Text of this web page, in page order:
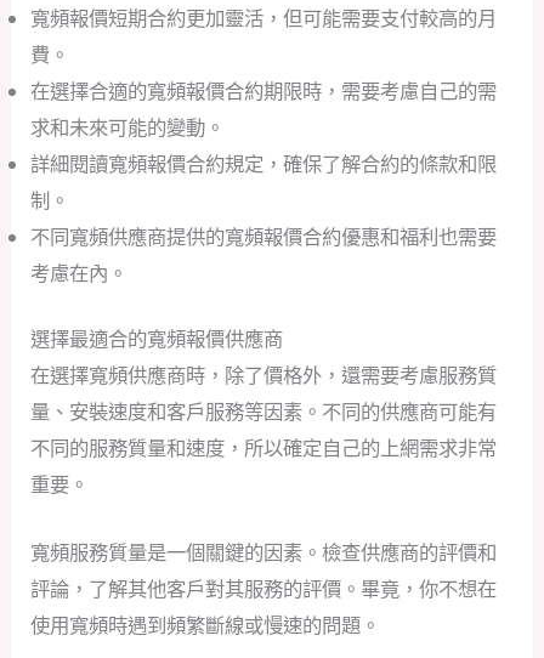
寬頻報價短期合約更加靈活，但可能需要支付較高的月
費。
在選擇合適的寬頻報價合約期限時，需要考慮自己的需
求和未來可能的變動。
詳細閱讀寬頻報價合約規定，確保了解合約的條款和限
制。
不同寬頻供應商提供的寬頻報價合約優惠和福利也需要
考慮在內。
選擇最適合的寬頻報價供應商
在選擇寬頻供應商時，除了價格外，還需要考慮服務質
量、安裝速度和客戶服務等因素。不同的供應商可能有
不同的服務質量和速度，所以確定自己的上網需求非常
重要。
寬頻服務質量是一個關鍵的因素。檢查供應商的評價和
評論，了解其他客戶對其服務的評價。畢竟，你不想在
使用寬頻時遇到頻繁斷線或慢速的問題。